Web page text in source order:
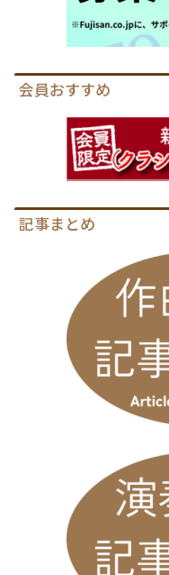
会員おすすめ
記事まとめ